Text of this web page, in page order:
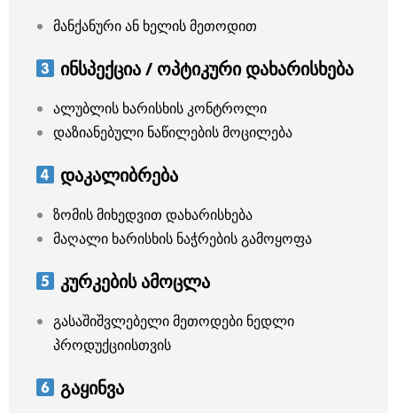
მანქანური ან ხელის მეთოდით
ინსპექცია / ოპტიკური დახარისხება
ალუბლის ხარისხის კონტროლი
დაზიანებული ნაწილების მოცილება
დაკალიბრება
ზომის მიხედვით დახარისხება
მაღალი ხარისხის ნაჭრების გამოყოფა
კურკების ამოცლა
გასაშიშვლებელი მეთოდები ნედლი
პროდუქციისთვის
გაყინვა